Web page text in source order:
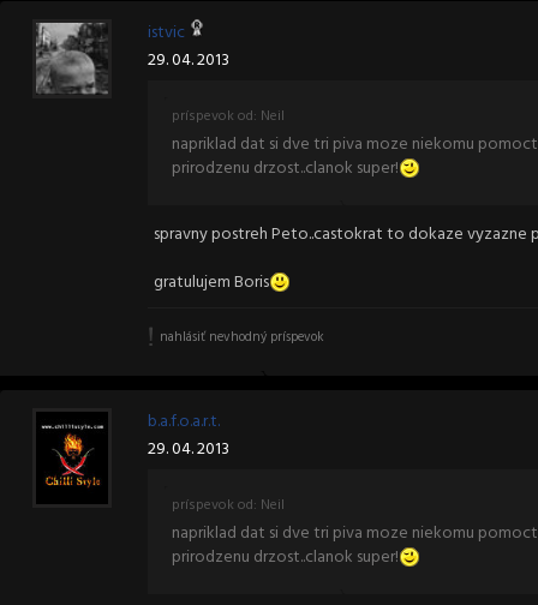
istvic
29. 04. 2013
príspevok od: Neil
napriklad dat si dve tri piva moze niekomu pomoct
prirodzenu drzost..clanok super!
spravny postreh Peto..castokrat to dokaze vyzazne
gratulujem Boris
nahlásiť nevhodný príspevok
b.a.f.o.a.r.t.
29. 04. 2013
príspevok od: Neil
napriklad dat si dve tri piva moze niekomu pomoct
prirodzenu drzost..clanok super!